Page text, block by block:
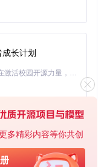
多精彩内容等你共创
，教育资源获取时间平
源收集工作，现在只
时的宝贵时间可以
的个人学习资源库让
长计划
「源启盛夏」暑期校园开发者成长计划旨在激活校园开源力量，通过积分激励、认证扶持、资源倾斜等形式，引导高校组织和开发者完成「入驻 — 建项目 — 做贡献 — 获认证 — 得资源」的完整闭环。无论你是想带领社团入驻平台的组织者，还是希望用代码贡献证明自己的开发者，都能在这里找到属于你的成长路径。
基于Python的Xiaozhi AI，适用于想要完整Xiaozhi体验而无需拥有专用硬件的用户。